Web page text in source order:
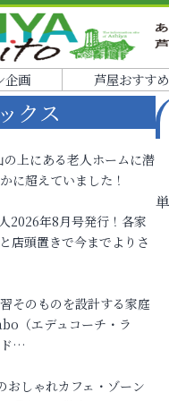
企画 芦屋おすす
クス
上にある老人ホームに潜
に超えていました！
2026年8月号発行！各家
店頭置きで今までよりさ
そのものを設計する家庭
（エデュコーチ・ラ
ド…
しゃれカフェ・ゾーン